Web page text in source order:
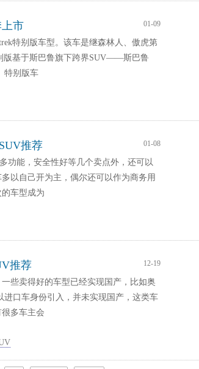
01-09
市
特别版车型。该车是继森林人、傲虎第
版基于斯巴鲁旗下跨界SUV——斯巴鲁
特别版车
01-08
推荐
功能，安全性好等几个卖点外，还可以
以自己开为主，偶尔还可以作为商务用
车型成为
12-19
推荐
些卖得好的车型已经实现国产，比如奥
口车身份引入，并未实现国产，这类车
多车主会